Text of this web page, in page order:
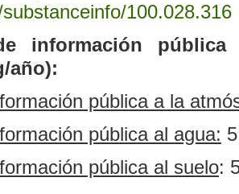
100.028.316
información
año):
pública a la
públicaal agua:
públicaal suelo: